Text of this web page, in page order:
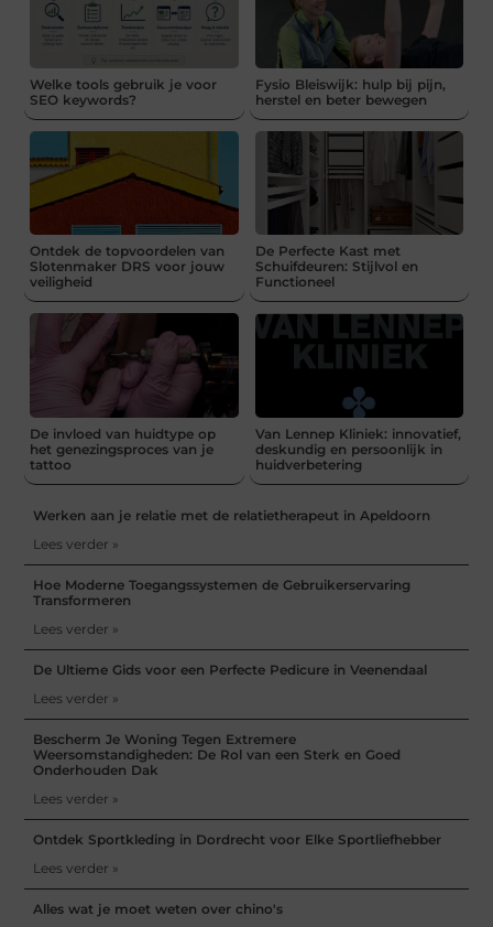
Welke tools gebruik je voor
SEO keywords?
Fysio Bleiswijk: hulp bij pijn,
herstel en beter bewegen
Ontdek de topvoordelen van
Slotenmaker DRS voor jouw
veiligheid
De Perfecte Kast met
Schuifdeuren: Stijlvol en
Functioneel
De invloed van huidtype op
het genezingsproces van je
tattoo
Van Lennep Kliniek: innovatief,
deskundig en persoonlijk in
huidverbetering
Werken aan je relatie met de relatietherapeut in Apeldoorn
Lees verder »
Hoe Moderne Toegangssystemen de Gebruikerservaring
Transformeren
Lees verder »
De Ultieme Gids voor een Perfecte Pedicure in Veenendaal
Lees verder »
Bescherm Je Woning Tegen Extremere
Weersomstandigheden: De Rol van een Sterk en Goed
Onderhouden Dak
Lees verder »
Ontdek Sportkleding in Dordrecht voor Elke Sportliefhebber
Lees verder »
Alles wat je moet weten over chino's